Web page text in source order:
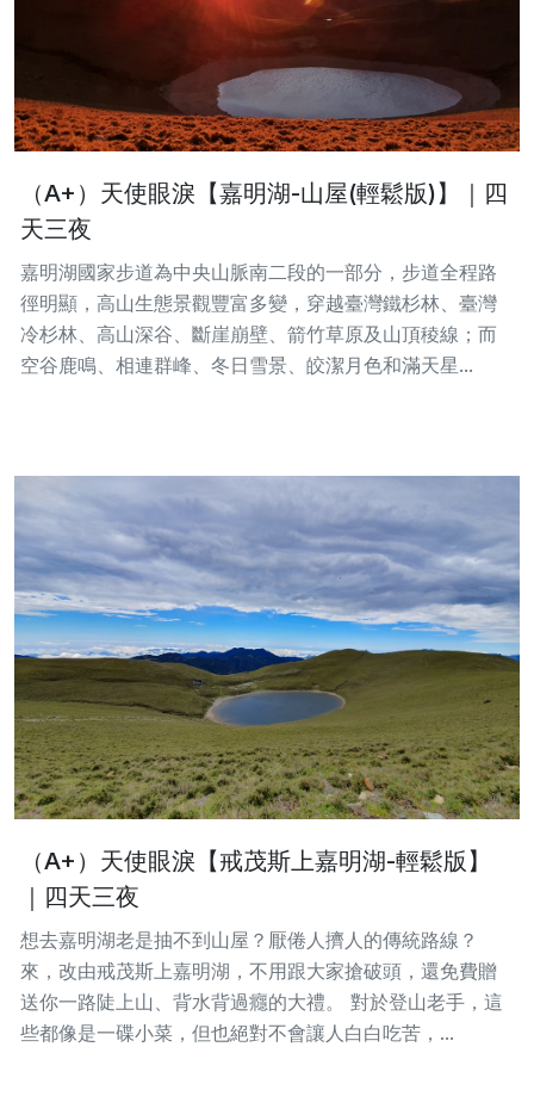
（A+）天使眼淚【嘉明湖-山屋(輕鬆版)】｜四
天三夜
嘉明湖國家步道為中央山脈南二段的一部分，步道全程路
徑明顯，高山生態景觀豐富多變，穿越臺灣鐵杉林、臺灣
冷杉林、高山深谷、斷崖崩壁、箭竹草原及山頂稜線；而
空谷鹿鳴、相連群峰、冬日雪景、皎潔月色和滿天星...
（A+）天使眼淚【戒茂斯上嘉明湖-輕鬆版】
｜四天三夜
想去嘉明湖老是抽不到山屋？厭倦人擠人的傳統路線？
來，改由戒茂斯上嘉明湖，不用跟大家搶破頭，還免費贈
送你一路陡上山、背水背過癮的大禮。 對於登山老手，這
些都像是一碟小菜，但也絕對不會讓人白白吃苦，...